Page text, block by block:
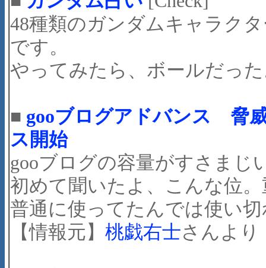
48種類のガンダムキャラク
です。
やってみたら、ボールだっ
■ gooブログアドバンス 脅
ス開始
gooブログの容量がすさま
初めて聞いたよ、こんな位
普通に使ってたんでは使い
【情報元】 桃戯右士さんより